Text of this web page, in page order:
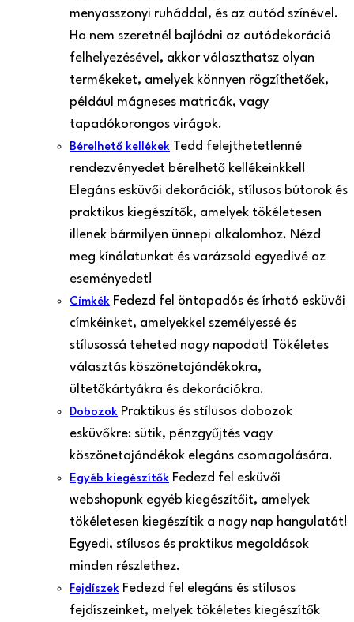
menyasszonyi ruháddal, és az autód színével.
Ha nem szeretnél bajlódni az autódekoráció
felhelyezésével, akkor választhatsz olyan
termékeket, amelyek könnyen rögzíthetőek,
például mágneses matricák, vagy
tapadókorongos virágok.
Bérelhető kellékek Tedd felejthetetlenné
rendezvényedet bérelhető kellékeinkkel!
Elegáns esküvői dekorációk, stílusos bútorok és
praktikus kiegészítők, amelyek tökéletesen
illenek bármilyen ünnepi alkalomhoz. Nézd
meg kínálatunkat és varázsold egyedivé az
eseményedet!
Címkék Fedezd fel öntapadós és írható esküvői
címkéinket, amelyekkel személyessé és
stílusossá teheted nagy napodat! Tökéletes
választás köszönetajándékokra,
ültetőkártyákra és dekorációkra.
Dobozok Praktikus és stílusos dobozok
esküvőkre: sütik, pénzgyűjtés vagy
köszönetajándékok elegáns csomagolására.
Egyéb kiegészítők Fedezd fel esküvői
webshopunk egyéb kiegészítőit, amelyek
tökéletesen kiegészítik a nagy nap hangulatát!
Egyedi, stílusos és praktikus megoldások
minden részlethez.
Fejdíszek Fedezd fel elegáns és stílusos
fejdíszeinket, melyek tökéletes kiegészítők